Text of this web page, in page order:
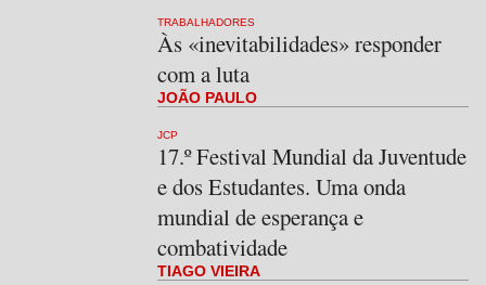
TRABALHADORES
Às «inevitabilidades» responder
com a luta
JOÃO PAULO
JCP
17.º Festival Mundial da Juventude
e dos Estudantes. Uma onda
mundial de esperança e
combatividade
TIAGO VIEIRA